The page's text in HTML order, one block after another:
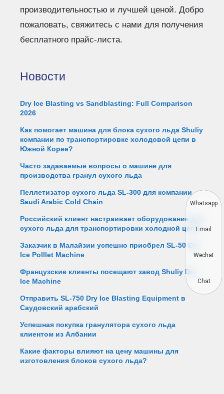
производительностью и лучшей ценой. Добро
пожаловать, свяжитесь с нами для получения
бесплатного прайс-листа.
Новости
Dry Ice Blasting vs Sandblasting: Full Comparison
2026
Как помогает машина для блока сухого льда Shuliy
компании по транспортировке холодовой цепи в
Южной Корее?
Часто задаваемые вопросы о машине для
производства гранул сухого льда
Пеллетизатор сухого льда SL-300 для компании
Saudi Arabic Cold Chain
Российский клиент настраивает оборудование для
сухого льда для транспортировки холодной цепи
Заказчик в Малайзии успешно приобрел SL-50 Dry
Ice Polllet Machine
Французские клиенты посещают завод Shuliy Dry
Ice Machine
Отправить SL-750 Dry Ice Blasting Equipment в
Саудовский арабский
Успешная покупка гранулятора сухого льда
клиентом из Албании
Какие факторы влияют на цену машины для
изготовления блоков сухого льда?
Whatsapp
Email
Wechat
Chat